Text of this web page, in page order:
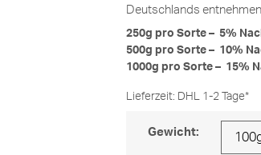
Deutschlands
250g pro Sorte – 5%
500g pro Sorte – 10%
1000g pro Sorte – 15%
Lieferzeit: DHL 1-2 Tage*
Gewicht: